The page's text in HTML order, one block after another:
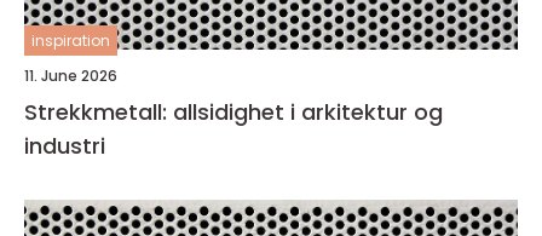
inspiration
11. June 2026
Strekkmetall: allsidighet i arkitektur og
industri